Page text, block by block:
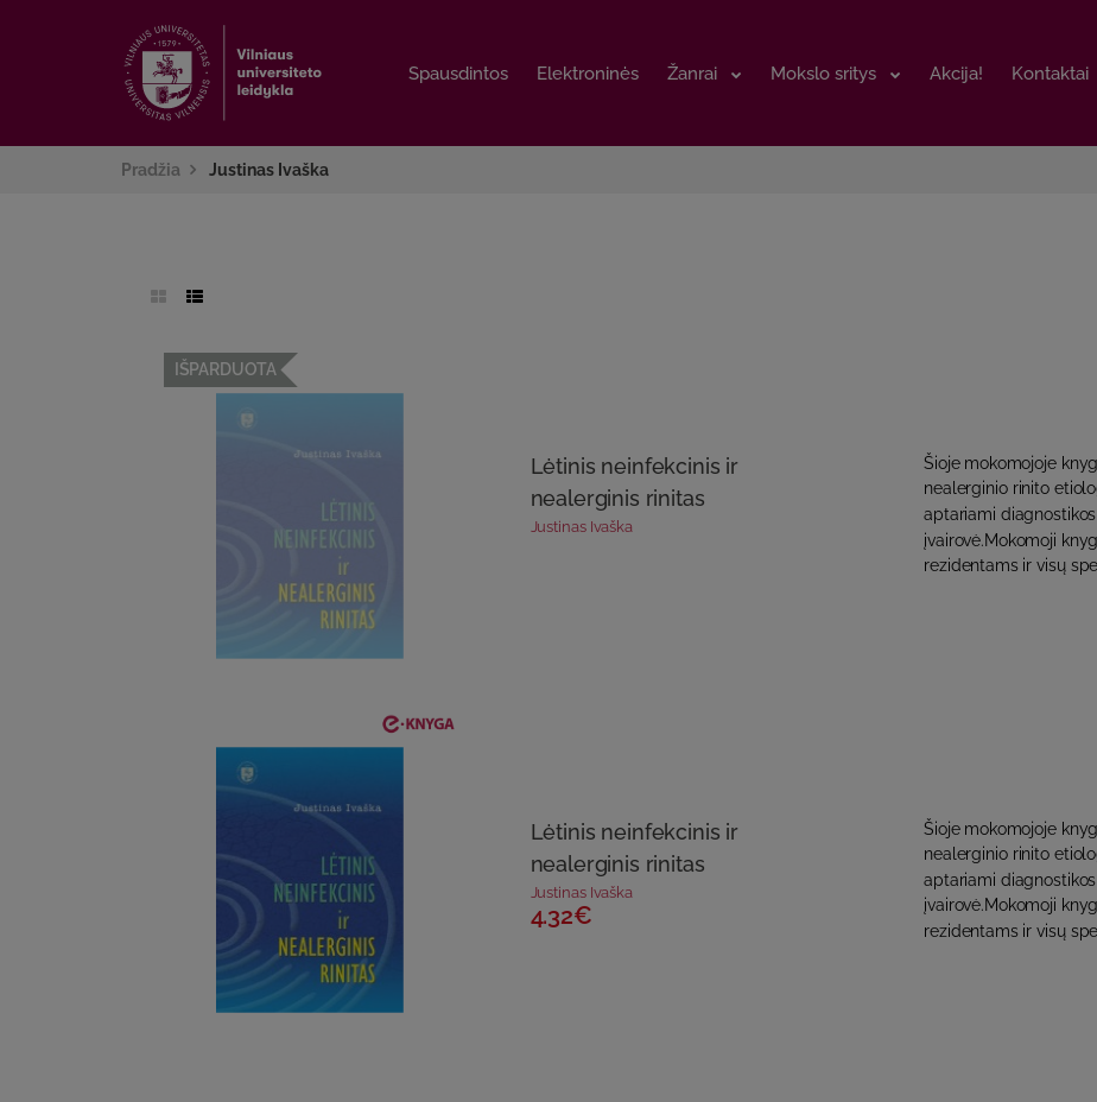
Spausdintos Elektroninės Žanrai Mokslo sritys Akcija! Kontaktai
Spausdintos Elektroninės Žanrai Mokslo sritys Akcija! Kontaktai
Pradžia Justinas Ivaška
IŠPARDUOTA
Lėtinis neinfekcinis ir
nealerginis rinitas
Justinas Ivaška
Šioje mokomojoje
nealerginio rinito
aptariami
įvairovė.Mokomoji
rezidentams ir visų
Lėtinis neinfekcinis ir
nealerginis rinitas
Justinas Ivaška
4.32€
Šioje mokomojoje
nealerginio rinito
aptariami
įvairovė.Mokomoji
rezidentams ir visų